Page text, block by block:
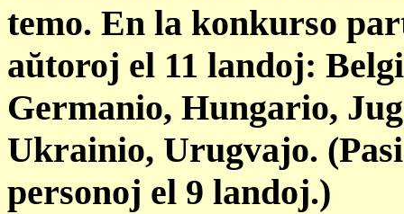
temo. En la konkurso
aŭtoroj el 11 landoj:
Germanio, Hungario,
Ukrainio, Urugvajo.
personoj el 9 landoj.)